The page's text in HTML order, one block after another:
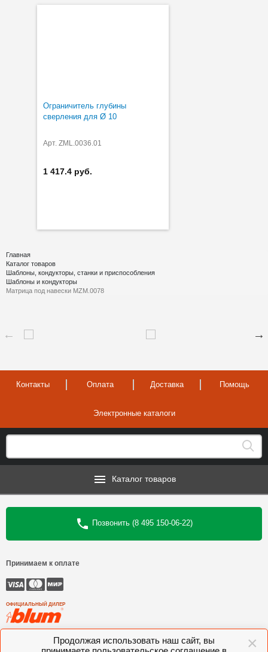
×
Продолжая использовать наш сайт, вы
Ограничитель глубины
сверления для Ø 10
Арт. ZML.0036.01
1 417.4 руб.
Главная
Каталог товаров
Шаблоны, кондукторы, станки и приспособления
Шаблоны и кондукторы
Матрица под навески MZM.0078
Контакты Оплата Доставка Помощь
Электронные каталоги
Каталог товаров
Позвонить (8 495 150-06-22)
Принимаем к оплате
ОФИЦИАЛЬНЫЙ ДИЛЕР
Интеркомплект, 2006—2026